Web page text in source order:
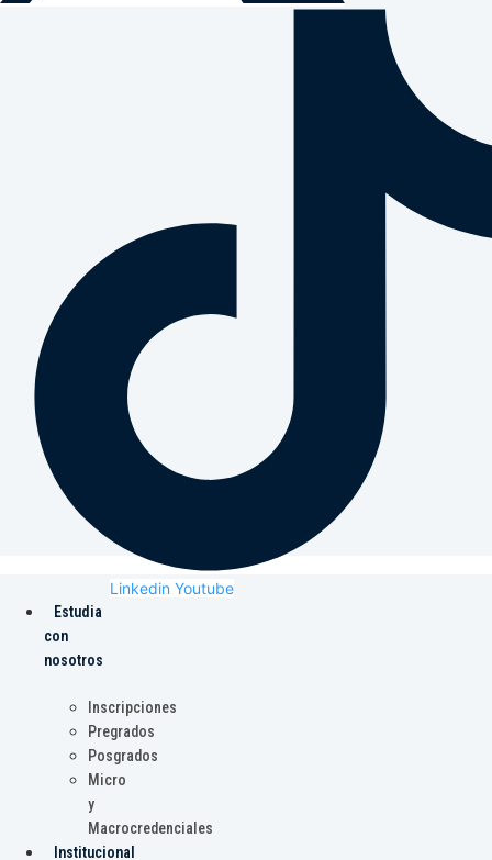
Linkedin Youtube
Estudia
con
nosotros
Inscripciones
Pregrados
Posgrados
Micro
y
Macrocredenciales
Institucional